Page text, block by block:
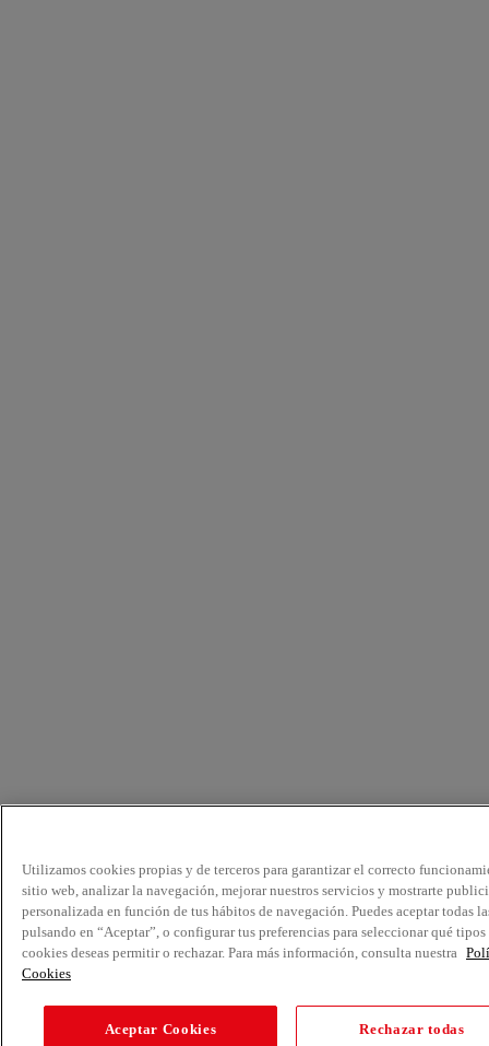
Utilizamos cookies propias y de terceros para garantizar el correcto
sitio web, analizar la navegación, mejorar nuestros servicios y mostrarte
personalizada en función de tus hábitos de navegación. Puedes aceptar todas
pulsando en “Aceptar”, o configurar tus preferencias para seleccionar qué tipos
cookies deseas permitir o rechazar. Para más información, consulta nuestra
Cookies
Aceptar Cookies Rechazar todas